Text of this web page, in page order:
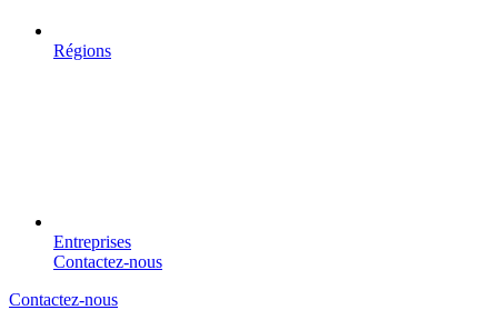
Régions
Entreprises
Contactez-nous
Contactez-nous